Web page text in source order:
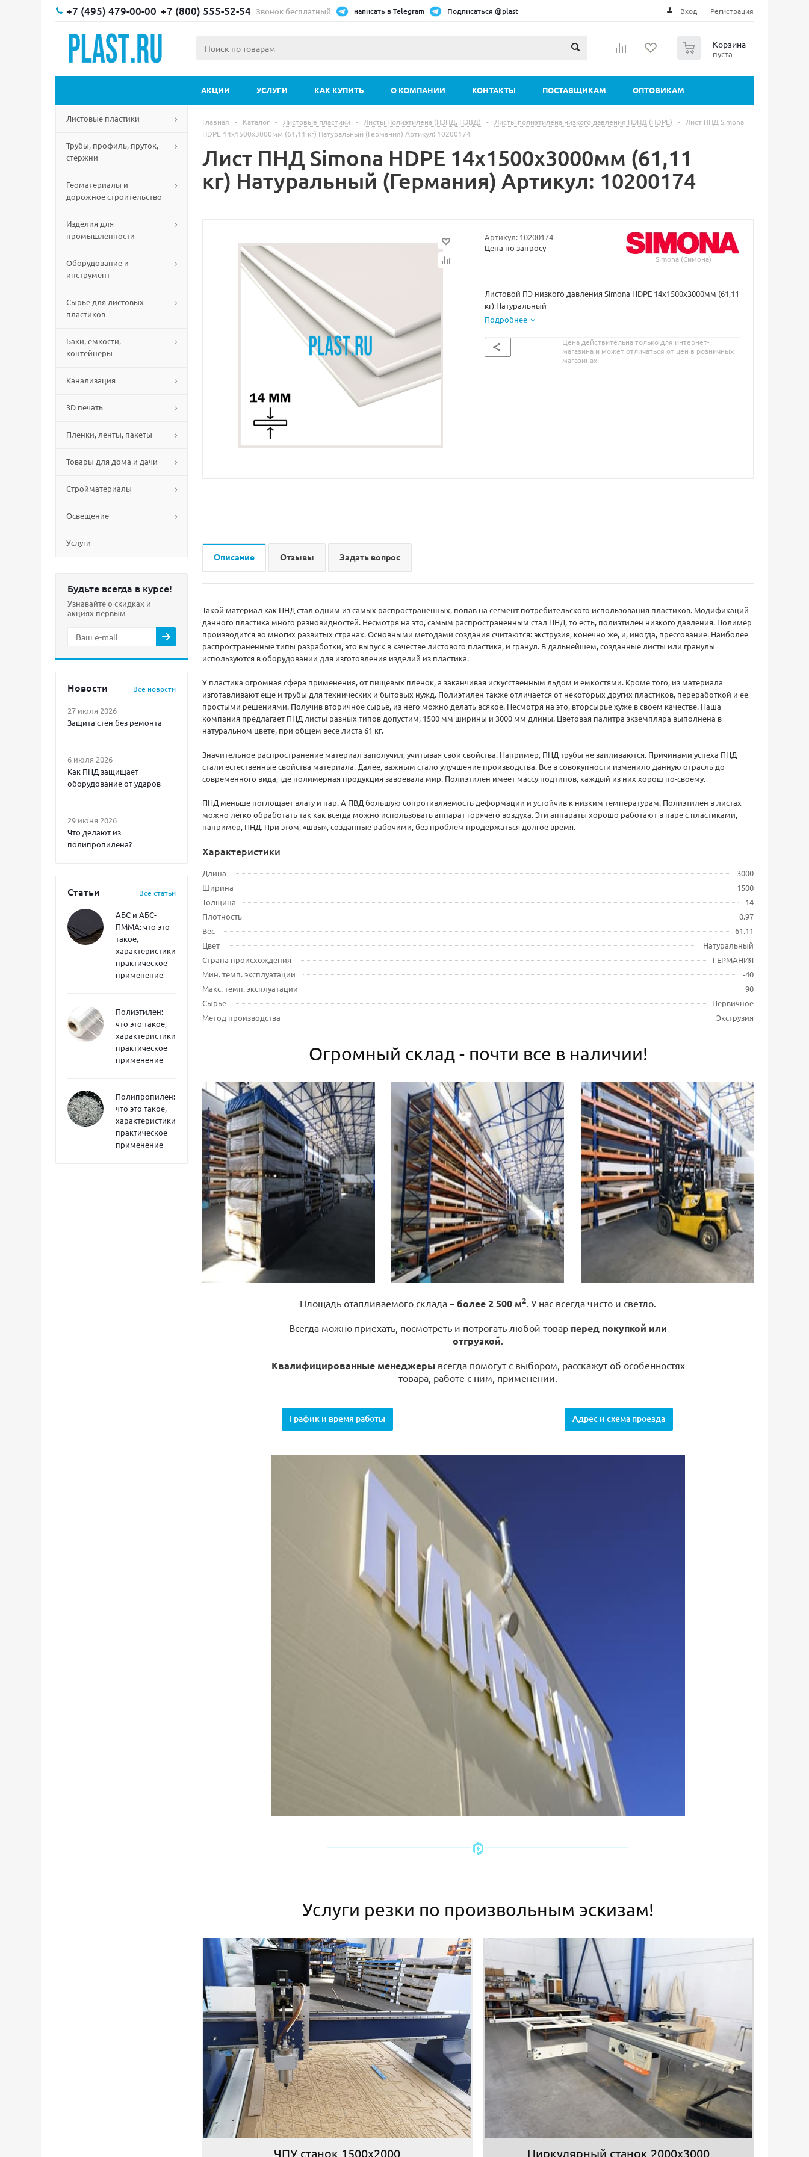
+7 (495) 479-00-00 +7 (800) 555-52-54 Звонок бесплатный написать в Telegram Подписаться @plast Вход Регистрация
Корзина
пуста
АКЦИИ УСЛУГИ КАК КУПИТЬ О КОМПАНИИ КОНТАКТЫ ПОСТАВЩИКАМ ОПТОВИКАМ
Листовые пластики
Трубы, профиль, пруток,
стержни
Геоматериалы и
дорожное строительство
Изделия для
промышленности
Оборудование и
инструмент
Сырье для листовых
пластиков
Баки, емкости,
контейнеры
Канализация
3D печать
Пленки, ленты, пакеты
Товары для дома и дачи
Стройматериалы
Освещение
Услуги
Будьте всегда в курсе!
Узнавайте о скидках и
акциях первым
Новости Все новости
27 июля 2026
Защита стен без ремонта
6 июля 2026
Как ПНД защищает
оборудование от ударов
29 июня 2026
Что делают из
полипропилена?
Статьи Все статьи
АБС и АБС-
ПММА: что это
такое,
характеристики,
практическое
применение
Полиэтилен:
что это такое,
характеристики,
практическое
применение
Полипропилен:
что это такое,
характеристики,
практическое
применение
Главная - Каталог - Листовые пластики - Листы Полиэтилена (ПЭНД, ПЭВД) - Листы полиэтилена низкого давления ПЭНД (HDPE) -
Лист ПНД Simona
HDPE 14х1500х3000мм (61,11 кг) Натуральный (Германия) Артикул: 10200174
Лист ПНД Simona HDPE 14х1500х3000мм (61,11
кг) Натуральный (Германия) Артикул: 10200174
Артикул: 10200174
Цена по запросу
Simona (Симона)
Листовой ПЭ низкого давления Simona HDPE 14х1500х3000мм (61,11
кг) Натуральный
Подробнее
Цена действительна только для интернет-
магазина и может отличаться от цен в розничных
магазинах
Описание Отзывы Задать вопрос
Такой материал как ПНД стал одним из самых распространенных, попав на сегмент потребительского использования пластиков. Модификаций
данного пластика много разновидностей. Несмотря на это, самым распространенным стал ПНД, то есть, полиэтилен низкого давления. Полимер
производится во многих развитых странах. Основными методами создания считаются: экструзия, конечно же, и, иногда, прессование. Наиболее
распространенные типы разработки, это выпуск в качестве листового пластика, и гранул. В дальнейшем, созданные листы или гранулы
используются в оборудовании для изготовления изделий из пластика.
У пластика огромная сфера применения, от пищевых пленок, а заканчивая искусственным льдом и емкостями. Кроме того, из материала
изготавливают еще и трубы для технических и бытовых нужд. Полиэтилен также отличается от некоторых других пластиков, переработкой и ее
простыми решениями. Получив вторичное сырье, из него можно делать всякое. Несмотря на это, вторсырье хуже в своем качестве. Наша
компания предлагает ПНД листы разных типов допустим, 1500 мм ширины и 3000 мм длины. Цветовая палитра экземпляра выполнена в
натуральном цвете, при общем весе листа 61 кг.
Значительное распространение материал заполучил, учитывая свои свойства. Например, ПНД трубы не заиливаются. Причинами успеха ПНД
стали естественные свойства материала. Далее, важным стало улучшение производства. Все в совокупности изменило данную отрасль до
современного вида, где полимерная продукция завоевала мир. Полиэтилен имеет массу подтипов, каждый из них хорош по-своему.
ПНД меньше поглощает влагу и пар. А ПВД большую сопротивляемость деформации и устойчив к низким температурам. Полиэтилен в листах
можно легко обработать так как всегда можно использовать аппарат горячего воздуха. Эти аппараты хорошо работают в паре с пластиками,
например, ПНД. При этом, «швы», созданные рабочими, без проблем продержаться долгое время.
Характеристики
Длина
3000
Ширина
1500
Толщина
14
Плотность
0.97
Вес
61.11
Цвет
Натуральный
Страна происхождения
ГЕРМАНИЯ
Мин. темп. эксплуатации
-40
Макс. темп. эксплуатации
90
Сырье
Первичное
Метод производства
Экструзия
Огромный склад - почти все в наличии!
Площадь отапливаемого склада – более 2 500 м2. У нас всегда чисто и светло.
Всегда можно приехать, посмотреть и потрогать любой товар перед покупкой или
отгрузкой.
Квалифицированные менеджеры всегда помогут с выбором, расскажут об особенностях
товара, работе с ним, применении.
График и время работы Адрес и схема проезда
Услуги резки по произвольным эскизам!
ЧПУ станок 1500х2000 Циркулярный станок 2000х3000